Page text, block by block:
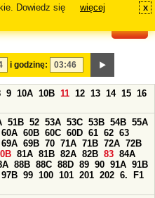
Dowiedz się
więcej x
i godzinę:
9 10A 10B 11 12 13 14 15 16
51B 52 53A 53C 53B 54B 55A
60A 60B 60C 60D 61 62 63
69A 69B 70 71A 71B 72A 72B
81A 81B 82A 82B 83 84A
88B 88C 88D 89 90 91A 91B
97B 99 100 101 201 202 6.
F1